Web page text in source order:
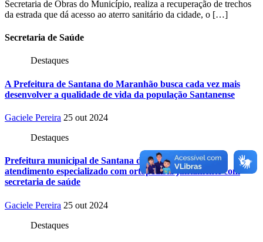
Secretaria de Obras do Município, realiza a recuperação de trechos
da estrada que dá acesso ao aterro sanitário da cidade, o […]
Secretaria de Saúde
Destaques
A Prefeitura de Santana do Maranhão busca cada vez mais
desenvolver a qualidade de vida da população Santanense
Gaciele Pereira 25 out 2024
Destaques
Prefeitura municipal de Santana do Maranhão oferece
atendimento especializado com ortopedista juntamente com
secretaria de saúde
Gaciele Pereira 25 out 2024
Destaques